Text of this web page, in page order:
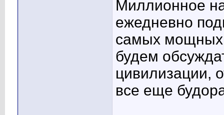
Миллионное
ежедневно
самых мощных
будем
цивилизации,
все еще